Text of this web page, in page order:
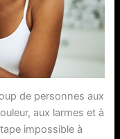
de personnes aux
aux larmes et à
impossible à